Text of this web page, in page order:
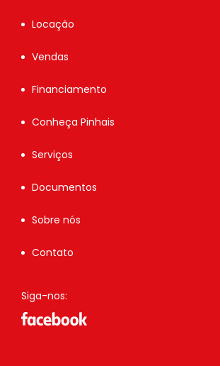
Locação
Vendas
Financiamento
Conheça Pinhais
Serviços
Documentos
Sobre nós
Contato
Siga-nos: